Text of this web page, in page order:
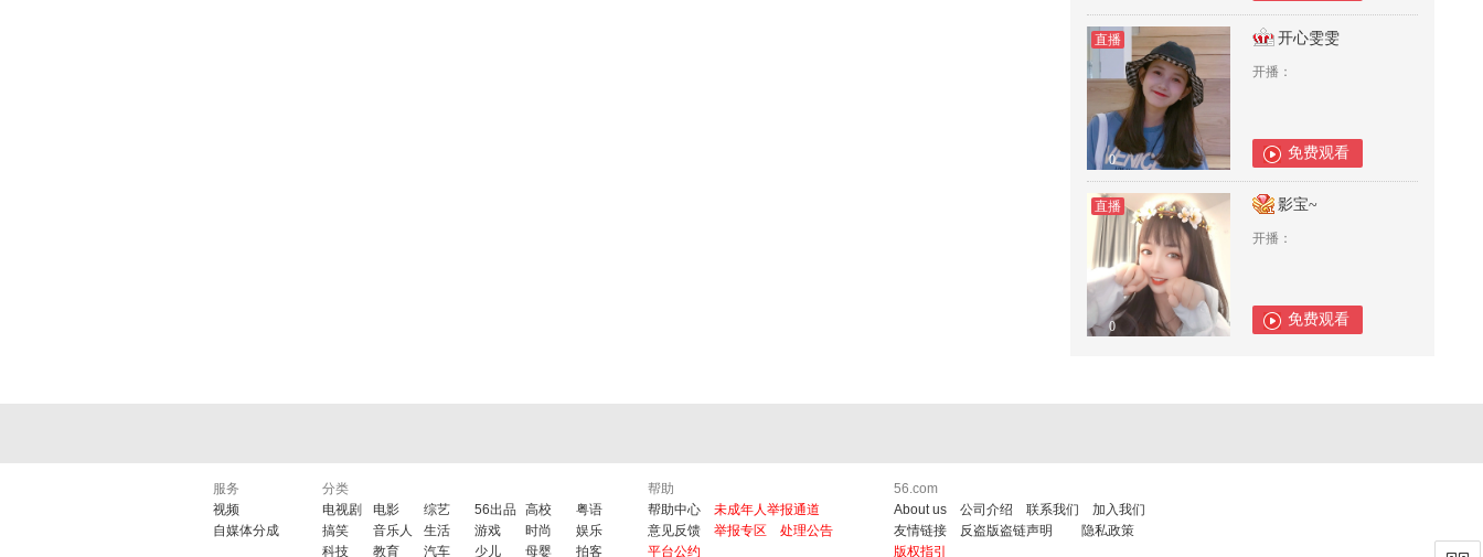
直播
0
开心雯雯
开播：
免费观看
直播
0
影宝~
开播：
免费观看
服务
视频
自媒体分成
分类
电视剧
电影 综艺 56出品 高校
粤语
搞笑
音乐人 生活 游戏 时尚
娱乐
科技
教育 汽车 少儿 母婴 拍客
帮助
帮助中心
未成年人举报通道
意见反馈
举报专区
处理公告
平台公约
56.com
About us
公司介绍 联系我们
加入我们
友情链接
反盗版盗链声明
隐私政策
版权指引